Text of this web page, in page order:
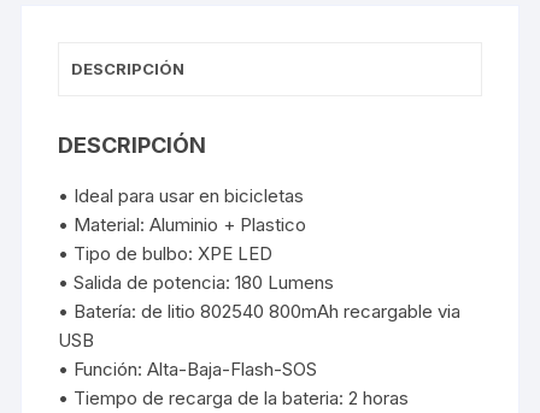
DESCRIPCIÓN
DESCRIPCIÓN
• Ideal para usar en bicicletas
• Material: Aluminio + Plastico
• Tipo de bulbo: XPE LED
• Salida de potencia: 180 Lumens
• Batería: de litio 802540 800mAh recargable via
USB
• Función: Alta-Baja-Flash-SOS
• Tiempo de recarga de la bateria: 2 horas